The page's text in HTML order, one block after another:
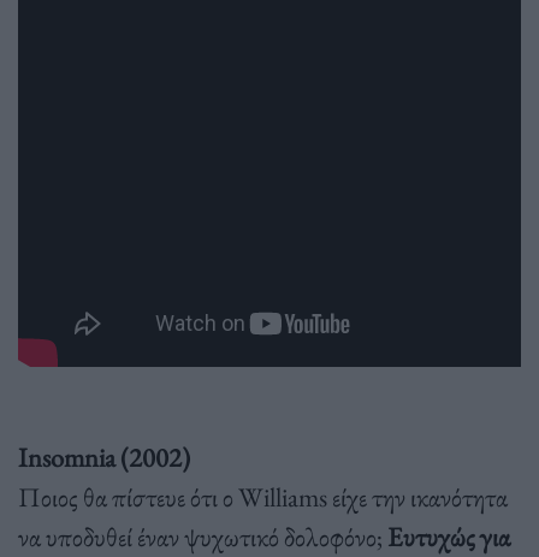
Insomnia (2002)
Ποιος θα πίστευε ότι ο Williams είχε την ικανότητα
να υποδυθεί έναν ψυχωτικό δολοφόνο; Ευτυχώς για